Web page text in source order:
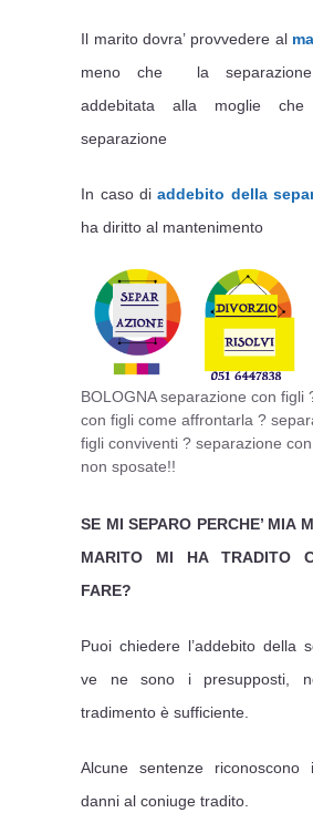
Il marito dovra’ provvedere al
meno che la
addebitata alla moglie
separazione
In caso diaddebito della
ha diritto al mantenimento
BOLOGNA separazione con figli
con figli come affrontarla ?
figli conviventi ? separazione
non sposate!!
SE MI SEPARO PERCHE’ MIA
MARITO MI HA TRADITO
FARE?
Puoi chiedere l’addebito della
ve ne sono i presupposti,
tradimento è sufficiente.
Alcune sentenze riconoscono
danni al coniuge tradito.